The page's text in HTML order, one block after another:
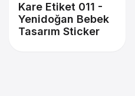
Kare Etiket 011 -
Yenidoğan Bebek
Tasarım Sticker